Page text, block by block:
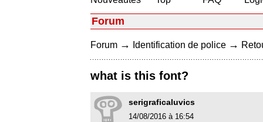
Forum
Forum → Identification de police →
what is this font?
serigraficaluvics
14/08/2016 à 16:54